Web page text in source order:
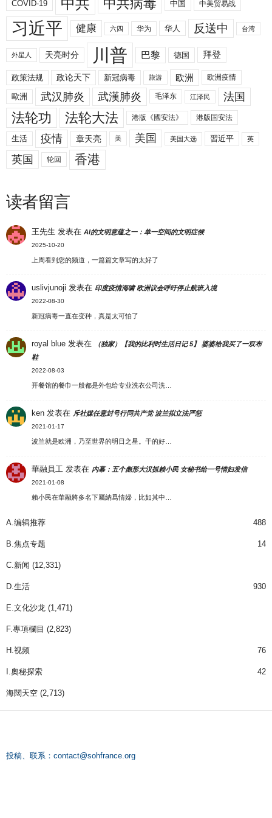
COVID-19 中共病毒 中国 中美贸易战
习近平 健康 六四 华为 华人 反送中 台湾
外星人 天亮时分 川普 巴黎 德国 拜登
政策法规 政论天下 新冠病毒 旅游 欧洲 欧洲疫情
歐洲 武汉肺炎 武漢肺炎 毛泽东 江泽民 法国
法轮功 法轮大法 港版《國安法》 港版国安法
生活 疫情 章天亮 美 美国 美国大选 習近平 英
英国 轮回 香港
读者留言
王先生 发表在AI的文明意蕴之一：单一空间的文明症候
2025-10-20
上周看到您的频道，一篇篇文章写的太好了
uslivjunoji 发表在 印度疫情海啸 欧洲议会呼吁停止航班入境
2022-08-30
新冠病毒一直在变种，真是太可怕了
royal blue 发表在
（独家）【我的比利时生活日记 5】 婆婆给我买了一双布
鞋
2022-08-03
开餐馆的餐巾一般都是外包给专业洗衣公司洗…
ken 发表在 斥社媒任意封号行同共产党 波兰拟立法严惩
2021-01-17
波兰就是欧洲，乃至世界的明日之星。干的好…
華融員工 发表在 内幕：五个彪形大汉抓赖小民 女秘书给一号情妇发信
2021-01-08
賴小民在華融將多名下屬納爲情婦，比如其中…
A.编辑推荐 488
B.焦点专题 14
C.新闻 (12,331)
D.生活 930
E.文化沙龙 (1,471)
F.專項欄目 (2,823)
H.视频 76
I.奧秘探索 42
海闊天空 (2,713)
投稿、联系： contact@sohfrance.org